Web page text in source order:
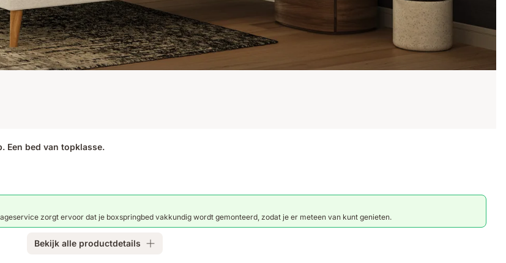
Een bed van topklasse.
zorgt ervoor dat je boxspringbed vakkundig wordt gemonteerd, zodat je er meteen van kunt genieten.
Bekijk alle productdetails